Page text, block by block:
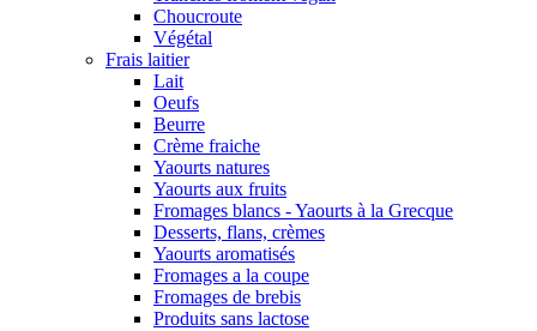
Choucroute
Végétal
Frais laitier
Lait
Oeufs
Beurre
Crème fraiche
Yaourts natures
Yaourts aux fruits
Fromages blancs - Yaourts à la Grecque
Desserts, flans, crèmes
Yaourts aromatisés
Fromages a la coupe
Fromages de brebis
Produits sans lactose